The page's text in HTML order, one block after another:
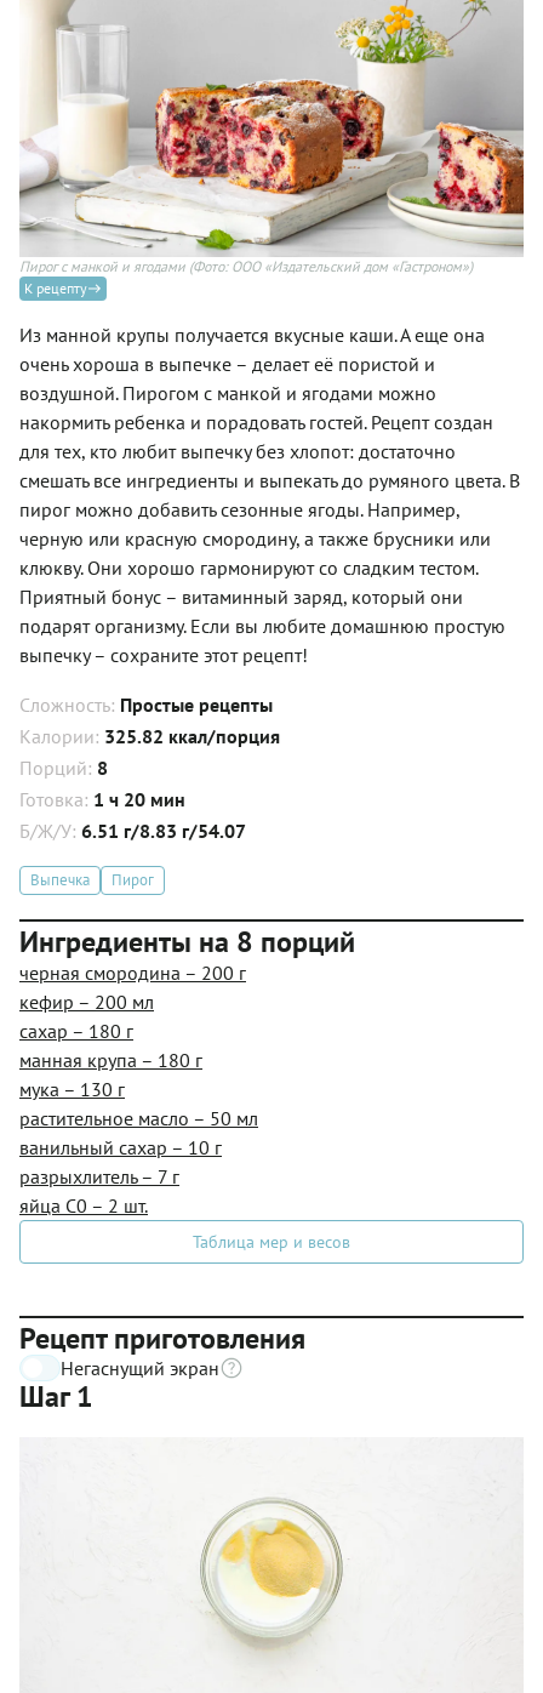
Пирог с манкой и ягодами (Фото: ООО «Издательский дом «Гастроном»)
К рецепту
Из манной крупы получается вкусные каши. А еще она
очень хороша в выпечке – делает её пористой и
воздушной. Пирогом с манкой и ягодами можно
накормить ребенка и порадовать гостей. Рецепт создан
для тех, кто любит выпечку без хлопот: достаточно
смешать все ингредиенты и выпекать до румяного цвета. В
пирог можно добавить сезонные ягоды. Например,
черную или красную смородину, а также брусники или
клюкву. Они хорошо гармонируют со сладким тестом.
Приятный бонус – витаминный заряд, который они
подарят организму. Если вы любите домашнюю простую
выпечку – сохраните этот рецепт!
Сложность: Простые рецепты
Калории: 325.82 ккал/порция
Порций: 8
Готовка: 1 ч 20 мин
Б/Ж/У: 6.51 г/8.83 г/54.07
Выпечка Пирог
Ингредиенты на 8 порций
черная смородина – 200 г
кефир – 200 мл
сахар – 180 г
манная крупа – 180 г
мука – 130 г
растительное масло – 50 мл
ванильный сахар – 10 г
разрыхлитель – 7 г
яйца С0 – 2 шт.
Таблица мер и весов
Рецепт приготовления
Негаснущий экран
Шаг 1